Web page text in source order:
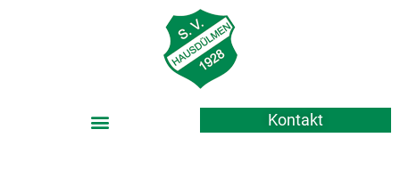
Kontakt